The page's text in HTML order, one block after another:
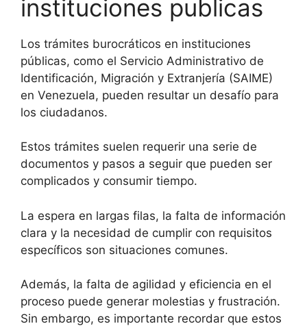
instituciones publicas
Los trámites burocráticos en instituciones
públicas, como el Servicio Administrativo de
Identificación, Migración y Extranjería (SAIME)
en Venezuela, pueden resultar un desafío para
los ciudadanos.
Estos trámites suelen requerir una serie de
documentos y pasos a seguir que pueden ser
complicados y consumir tiempo.
La espera en largas filas, la falta de información
clara y la necesidad de cumplir con requisitos
específicos son situaciones comunes.
Además, la falta de agilidad y eficiencia en el
proceso puede generar molestias y frustración.
Sin embargo, es importante recordar que estos